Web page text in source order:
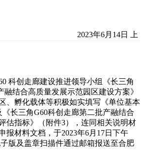
2023年6月14日 上
科创走廊建设推进领导小组《长三角
融结合高质量发展示范园区建设方案》
、孵化载体等积极如实填写《单位基本
长三角G60科创走廊第二批产融结合
估指标》（附件3），连同相关说明材
报材料文档，于2023年6月17日下午
版及盖章扫描件通过邮箱报送至合肥